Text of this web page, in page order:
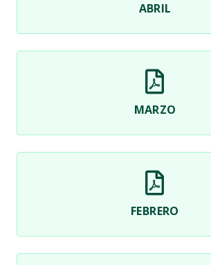
ABRIL
MARZO
FEBRERO